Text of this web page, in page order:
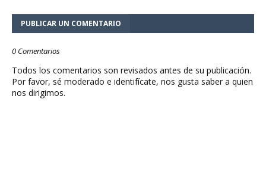
PUBLICAR UN COMENTARIO
0 Comentarios
Todos los comentarios son revisados antes de su publicación.
Por favor, sé moderado e identifícate, nos gusta saber a quien
nos dirigimos.